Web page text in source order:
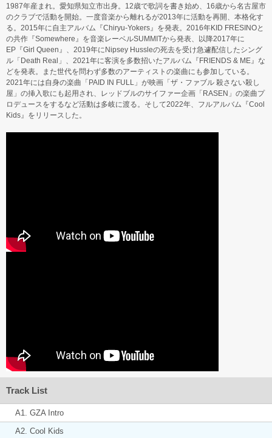
1987年産まれ。愛知県知立市出身。12歳で歌詞を書き始め、16歳から名古屋市
のクラブで活動を開始。一度音楽から離れるが2013年に活動を再開、本格化す
る。2015年に自主アルバム『Chiryu-Yokers』を発表。2016年KID FRESINOと
の共作『Somewhere』を音楽レーベルSUMMITから発表、以降2017年に
EP『Girl Queen』、2019年にNipsey Hussleの死去を受け急遽配信したシング
ル「Death Real」、2021年に客演を多数招いたアルバム『FRIENDS & ME』な
どを発表。また世代を問わず多数のアーティストの楽曲にも参加している。
2021年には自身の楽曲「PAID IN FULL」が映画「ザ・ファブル 殺さない殺し
屋」の挿入歌にも起用され、レッドブルのサイファー企画「RASEN」の楽曲プ
ロデュースをするなど活動は多岐に渡る。そして2022年、フルアルバム『Cool
Kids』をリリースした。
Track List
A1. GZA Intro
A2. Cool Kids